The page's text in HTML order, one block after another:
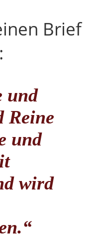
Brief
und
Reine
und
wird